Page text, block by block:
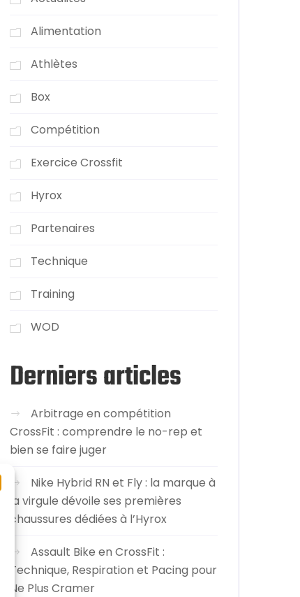
Alimentation
Athlètes
Box
Compétition
Exercice Crossfit
Hyrox
Partenaires
Technique
Training
WOD
Derniers articles
Arbitrage en compétition
CrossFit : comprendre le no-rep et
bien se faire juger
Nike Hybrid RN et Fly : la marque à
la virgule dévoile ses premières
chaussures dédiées à l’Hyrox
Assault Bike en CrossFit :
Technique, Respiration et Pacing pour
Ne Plus Cramer